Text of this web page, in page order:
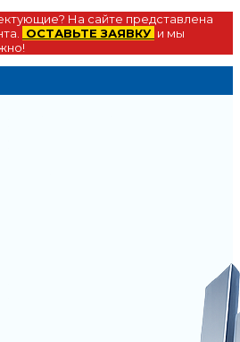
На сайте представлена
ОСТАВЬТЕ ЗАЯВКУ и мы